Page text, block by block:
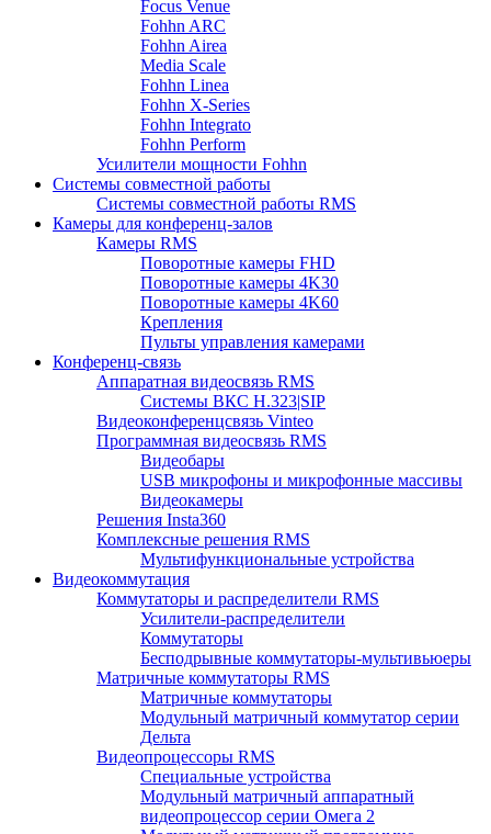
Focus Venue
Fohhn ARC
Fohhn Airea
Media Scale
Fohhn Linea
Fohhn X-Series
Fohhn Integrato
Fohhn Perform
Усилители мощности Fohhn
Системы совместной работы
Системы совместной работы RMS
Камеры для конференц-залов
Камеры RMS
Поворотные камеры FHD
Поворотные камеры 4K30
Поворотные камеры 4K60
Крепления
Пульты управления камерами
Конференц-связь
Аппаратная видеосвязь RMS
Системы ВКС H.323|SIP
Видеоконференцсвязь Vinteo
Программная видеосвязь RMS
Видеобары
USB микрофоны и микрофонные массивы
Видеокамеры
Решения Insta360
Комплексные решения RMS
Мультифункциональные устройства
Видеокоммутация
Коммутаторы и распределители RMS
Усилители-распределители
Коммутаторы
Бесподрывные коммутаторы-мультивьюеры
Матричные коммутаторы RMS
Матричные коммутаторы
Модульный матричный коммутатор серии
Дельта
Видеопроцессоры RMS
Специальные устройства
Модульный матричный аппаратный
видеопроцессор серии Омега 2